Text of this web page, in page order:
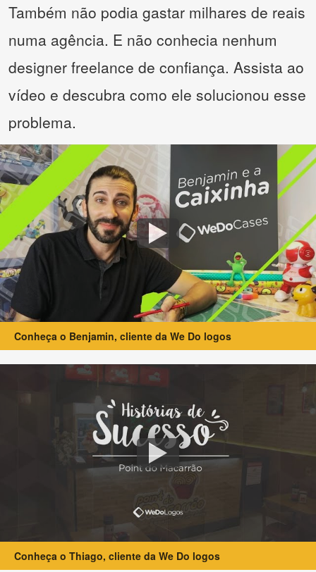
Também não podia gastar milhares de reais
numa agência. E não conhecia nenhum
designer freelance de confiança. Assista ao
vídeo e descubra como ele solucionou esse
problema.
Conheça o Benjamin, cliente da We Do logos
Conheça o Thiago, cliente da We Do logos